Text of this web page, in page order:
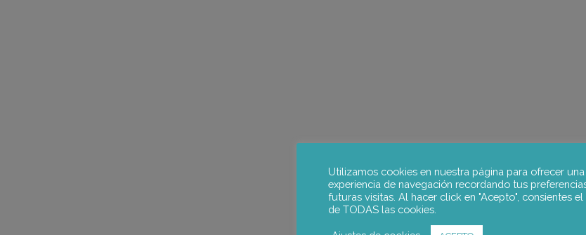
Utilizamos cookies en nuestra página para ofrecer
experiencia de navegación recordando tus
futuras visitas. Al hacer click en "Acepto", consientes el
de TODAS las cookies.